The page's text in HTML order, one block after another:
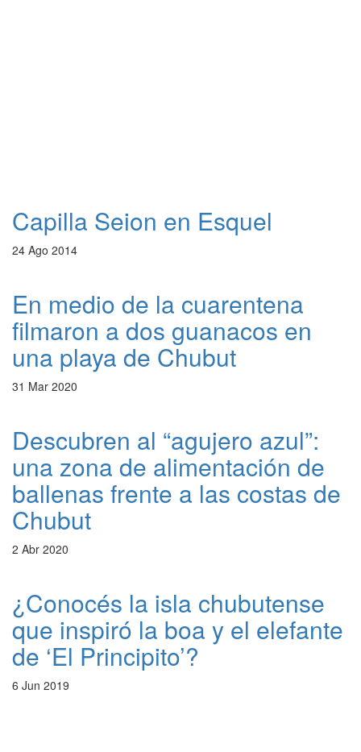
Capilla Seion en Esquel
24 Ago 2014
En medio de la cuarentena
filmaron a dos guanacos en
una playa de Chubut
31 Mar 2020
Descubren al “agujero azul”:
una zona de alimentación de
ballenas frente a las costas de
Chubut
2 Abr 2020
¿Conocés la isla chubutense
que inspiró la boa y el elefante
de ‘El Principito’?
6 Jun 2019